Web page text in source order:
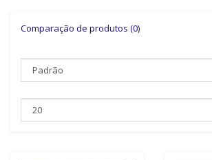
Comparação de produtos (0)